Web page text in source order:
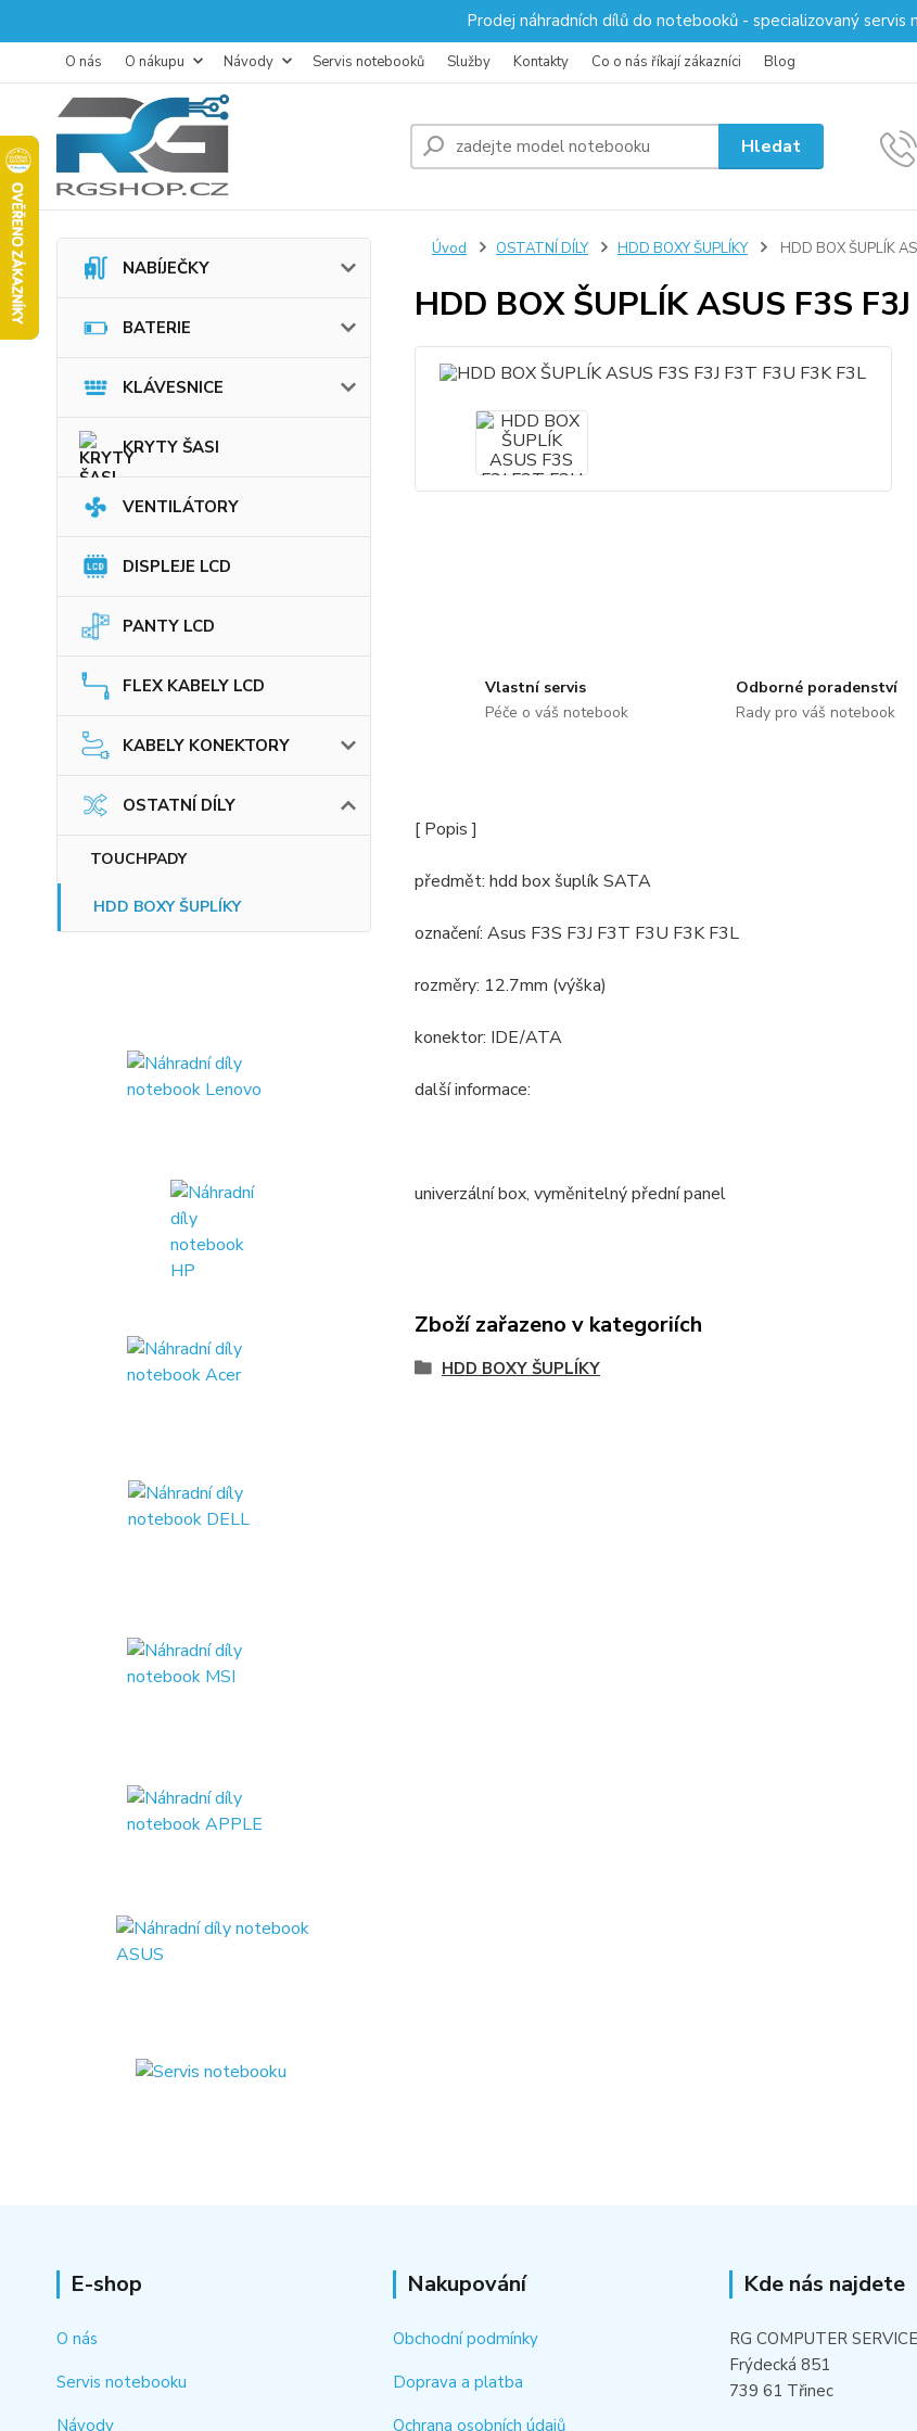
Prodej náhradních dílů do notebooků - specializovaný servis
O nás O nákupu Návody Servis notebooků Služby Kontakty Co o nás říkají zákazníci Blog
Hledat
NABÍJEČKY
BATERIE
KLÁVESNICE
KRYTY ŠASI
VENTILÁTORY
DISPLEJE LCD
PANTY LCD
FLEX KABELY LCD
KABELY KONEKTORY
OSTATNÍ DÍLY
TOUCHPADY
HDD BOXY ŠUPLÍKY
Úvod OSTATNÍ DÍLY HDD BOXY ŠUPLÍKY HDD BOX ŠUPLÍK
HDD BOX ŠUPLÍK ASUS F3S
Vlastní servis
Péče o váš notebook
Odborné poradenství
Rady pro váš notebook
[ Popis ]
předmět: hdd box šuplík SATA
označení: Asus F3S F3J F3T F3U F3K F3L
rozměry: 12.7mm (výška)
konektor: IDE/ATA
další informace:
univerzální box, vyměnitelný přední panel
Zboží zařazeno v kategoriích
HDD BOXY ŠUPLÍKY
E-shop
O nás
Servis notebooku
Návody
Nakupování
Obchodní podmínky
Doprava a platba
Ochrana osobních údajů
Kde nás najdete
RG COMPUTER
Frýdecká 851
739 61 Třinec